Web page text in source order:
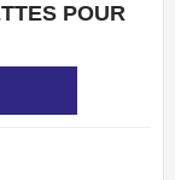
APERÇU
POUR